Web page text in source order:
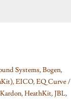
Systems,Bogen,
,EICO,EQ Curve /
,HeathKit,JBL,